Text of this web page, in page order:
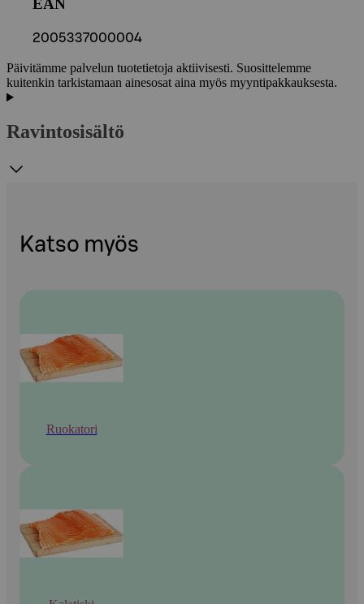
EAN
2005337000004
Päivitämme palvelun tuotetietoja aktiivisesti. Suosittelemme
kuitenkin tarkistamaan ainesosat aina myös myyntipakkauksesta.
Ravintosisältö
Katso myös
Ruokatori